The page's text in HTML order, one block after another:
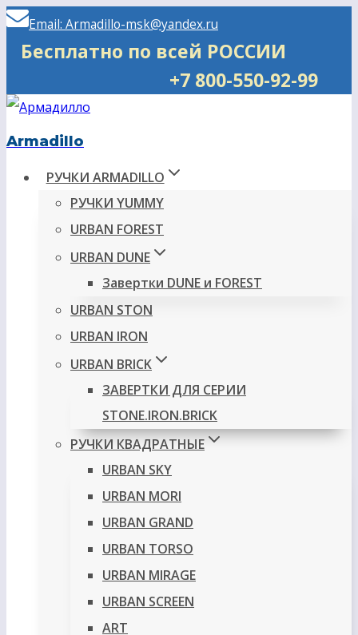
Перейти
Email: Armadillo-msk@yandex.ru
Бесплатно по всей РОССИИ
+7 800-550-92-99
Armadillo
РУЧКИ ARMADILLO
РУЧКИ YUMMY
URBAN FOREST
URBAN DUNE
Завертки DUNE и FOREST
URBAN STON
URBAN IRON
URBAN BRICK
ЗАВЕРТКИ ДЛЯ СЕРИИ
STONE.IRON.BRICK
РУЧКИ КВАДРАТНЫЕ
URBAN SKY
URBAN MORI
URBAN GRAND
URBAN TORSO
URBAN MIRAGE
URBAN SCREEN
ART